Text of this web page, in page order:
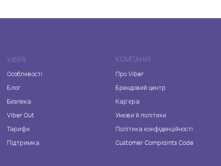
VIBER
Особливості
Блог
Безпека
Viber Out
Тарифи
Підтримка
КОМПАНІЯ
Про Viber
Брендовий центр
Кар'єра
Умови й політики
Політика конфіденційності
Customer Complaints Code